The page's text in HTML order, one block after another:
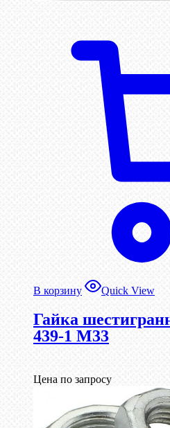
В корзину Quick View
Гайка
439-1 М33
Цена по запросу